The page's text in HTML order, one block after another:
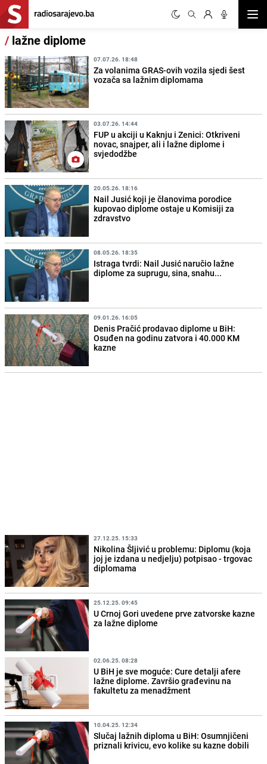
/ lažne diplome
07.07.26. 18:48
Za volanima GRAS-ovih vozila sjedi šest
vozača sa lažnim diplomama
03.07.26. 14:44
FUP u akciji u Kaknju i Zenici: Otkriveni
novac, snajper, ali i lažne diplome i
svjedodžbe
20.05.26. 18:16
Nail Jusić koji je članovima porodice
kupovao diplome ostaje u Komisiji za
zdravstvo
08.05.26. 18:35
Istraga tvrdi: Nail Jusić naručio lažne
diplome za suprugu, sina, snahu...
09.01.26. 16:05
Denis Pračić prodavao diplome u BiH:
Osuđen na godinu zatvora i 40.000 KM
kazne
27.12.25. 15:33
Nikolina Šljivić u problemu: Diplomu (koja
joj je izdana u nedjelju) potpisao - trgovac
diplomama
25.12.25. 09:45
U Crnoj Gori uvedene prve zatvorske kazne
za lažne diplome
02.06.25. 08:28
U BiH je sve moguće: Cure detalji afere
lažne diplome. Završio građevinu na
fakultetu za menadžment
10.04.25. 12:34
Slučaj lažnih diploma u BiH: Osumnjičeni
priznali krivicu, evo kolike su kazne dobili